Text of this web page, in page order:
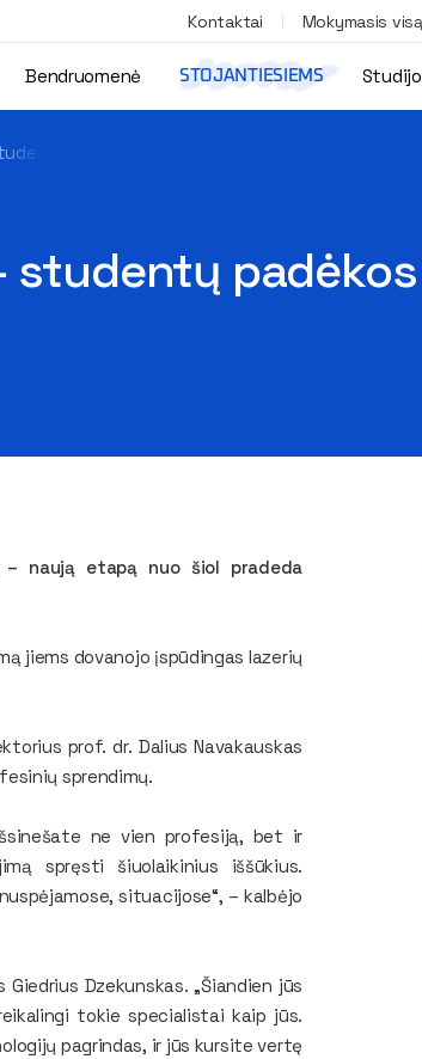
Kontaktai Mokymasis
Bendruomenė STOJANTIESIEMS
padėkos įkvepiantiems dėstytojams
studentų
– naują etapą nuo šiol pradeda
jiems dovanojo įspūdingas lazerių
prof. dr. Dalius Navakauskas
sprendimų.
ne vien profesiją, bet ir
spręsti šiuolaikinius iššūkius.
situacijose“, – kalbėjo
Dzekunskas. „Šiandien jūs
tokie specialistai kaip jūs.
pagrindas, ir jūs kursite vertę